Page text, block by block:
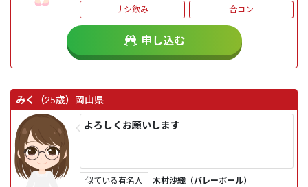
サシ飲み 合コン
申し込む
みく （25歳） 岡山県
よろしくお願いします
似ている有名人 木村沙織（バレーボール）